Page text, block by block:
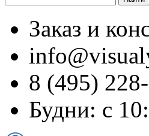
Заказ и
8 (495)
Будни: с